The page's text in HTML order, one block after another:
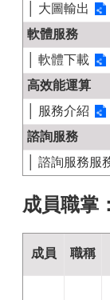
大圖輸出
軟體服務
軟體下載
高效能運算
服務介紹
諮詢服務
諮詢服務服
成員職掌：
成員 職稱